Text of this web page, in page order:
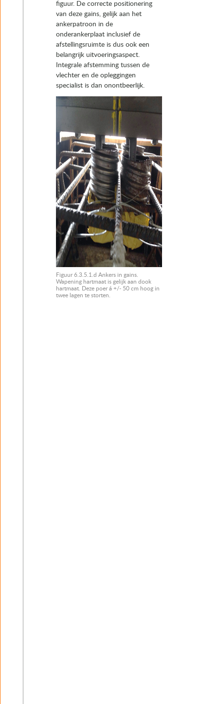
figuur. De correcte positionering
van deze gains, gelijk aan het
ankerpatroon in de
onderankerplaat inclusief de
afstellingsruimte is dus ook een
belangrijk uitvoeringsaspect.
Integrale afstemming tussen de
vlechter en de opleggingen
specialist is dan onontbeerlijk.
Figuur 6.3.5.1.d Ankers in gains.
Wapening hartmaat is gelijk aan dook
hartmaat. Deze poer á +/- 50 cm hoog in
twee lagen te storten.